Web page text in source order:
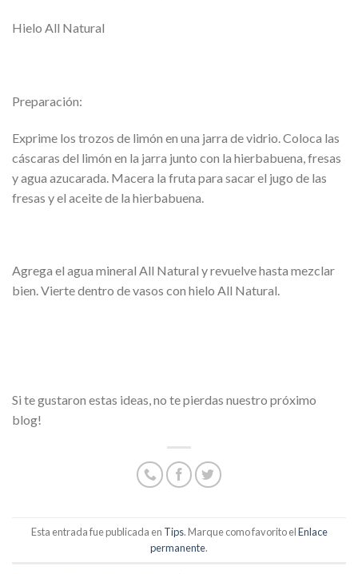
Hielo All Natural
Preparación:
Exprime los trozos de limón en una jarra de vidrio. Coloca las
cáscaras del limón en la jarra junto con la hierbabuena, fresas
y agua azucarada. Macera la fruta para sacar el jugo de las
fresas y el aceite de la hierbabuena.
Agrega el agua mineral All Natural y revuelve hasta mezclar
bien. Vierte dentro de vasos con hielo All Natural.
Si te gustaron estas ideas, no te pierdas nuestro próximo
blog!
Esta entrada fue publicada en Tips. Marque como favorito elEnlace
permanente.